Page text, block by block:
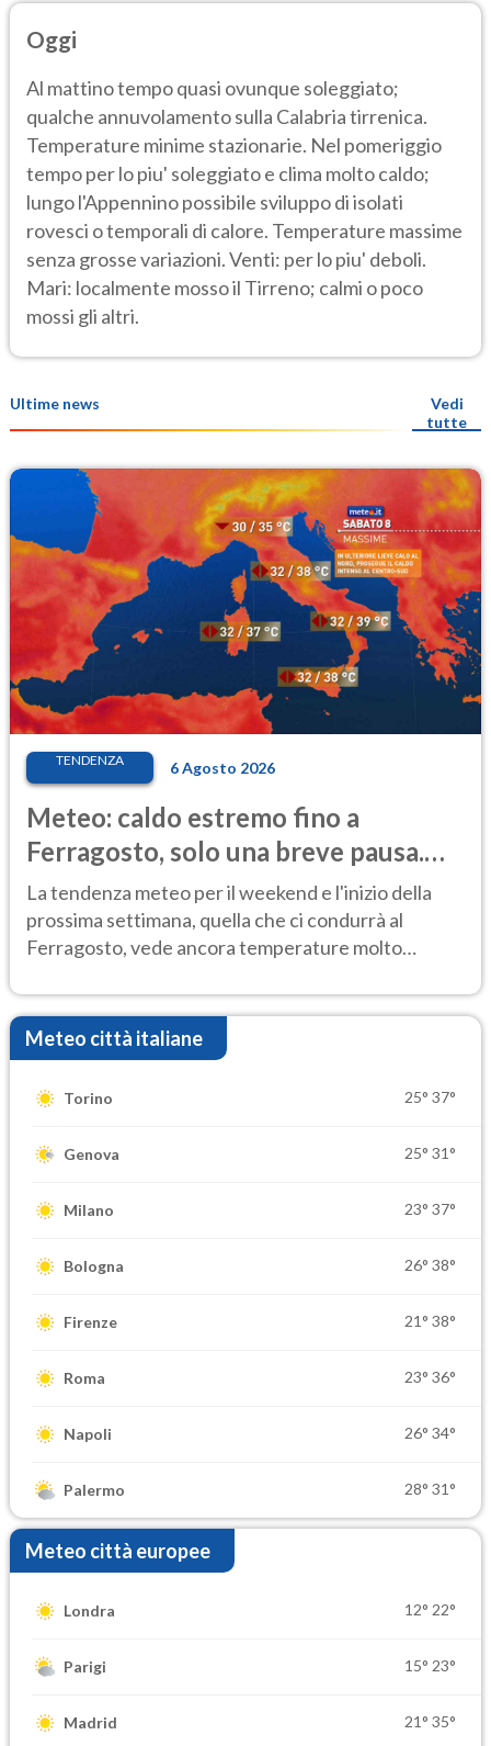
Oggi
Al mattino tempo quasi ovunque soleggiato;
qualche annuvolamento sulla Calabria tirrenica.
Temperature minime stazionarie. Nel pomeriggio
tempo per lo piu' soleggiato e clima molto caldo;
lungo l'Appennino possibile sviluppo di isolati
rovesci o temporali di calore. Temperature massime
senza grosse variazioni. Venti: per lo piu' deboli.
Mari: localmente mosso il Tirreno; calmi o poco
mossi gli altri.
Ultime news
Vedi
tutte
TENDENZA 6 Agosto 2026
Meteo: caldo estremo fino a
Ferragosto, solo una breve pausa.
Ecco dove
La tendenza meteo per il weekend e l'inizio della
prossima settimana, quella che ci condurrà al
Ferragosto, vede ancora temperature molto
Meteo città italiane
Torino 25° 37°
Genova 25° 31°
Milano 23° 37°
Bologna 26° 38°
Firenze 21° 38°
Roma 23° 36°
Napoli 26° 34°
Palermo 28° 31°
Meteo città europee
Londra 12° 22°
Parigi 15° 23°
Madrid 21° 35°